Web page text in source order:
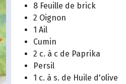
8 Feuille de brick
2 Oignon
1 Ail
Cumin
2 c. à c de Paprika
Persil
1 c. à s. de Huile d'olive